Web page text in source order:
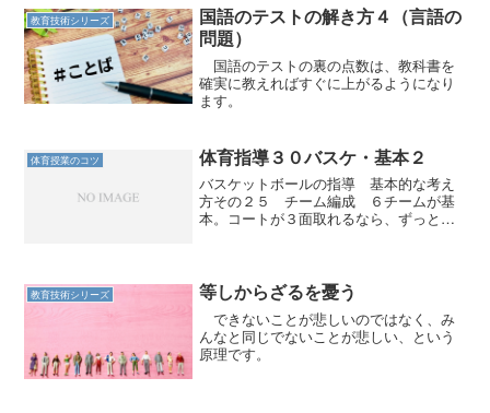
個々の単独の技術も習得して...
教育技術シリーズ
国語のテストの解き方４（言語の
問題）
国語のテストの裏の点数は、教科書を
確実に教えればすぐに上がるようになり
ます。
体育授業のコツ 体育指導３０バスケ・基本２
バスケットボールの指導 基本的な考え
方その２５ チーム編成 ６チームが基
本。コートが３面取れるなら、ずっと試
トが２面しかない場合は、...
教育技術シリーズ 等しからざるを憂う
できないことが悲しいのではなく、み
んなと同じでないことが悲しい、という
原理です。